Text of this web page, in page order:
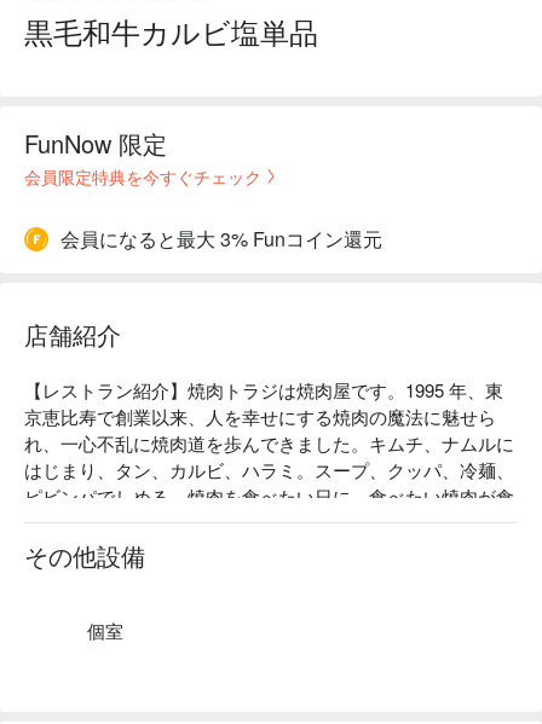
黒毛和牛カルビ塩単品
FunNow 限定
会員限定特典を今すぐチェック
会員になると最大 3% Funコイン還元
店舗紹介
【レストラン紹介】焼肉トラジは焼肉屋です。1995 年、東
京恵比寿で創業以来、人を幸せにする焼肉の魔法に魅せら
れ、一心不乱に焼肉道を歩んできました。キムチ、ナムルに
はじまり、タン、カルビ、ハラミ。スープ、クッパ、冷麺、
ピビンパでしめる。焼肉を食べたい日に、食べたい焼肉が食
べられる焼肉屋。焼肉のプロとして、素材、味、サービス、
何にも妥協せず、トラジはこれからも焼肉という食文化の正
統を行き、お客様に美味しさと幸せと健康をお届けします。
店をオープン。お肉は厚く切ったほうが素材の旨みがダイレ
その他設備
個室